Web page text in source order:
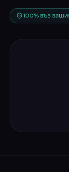
100% във